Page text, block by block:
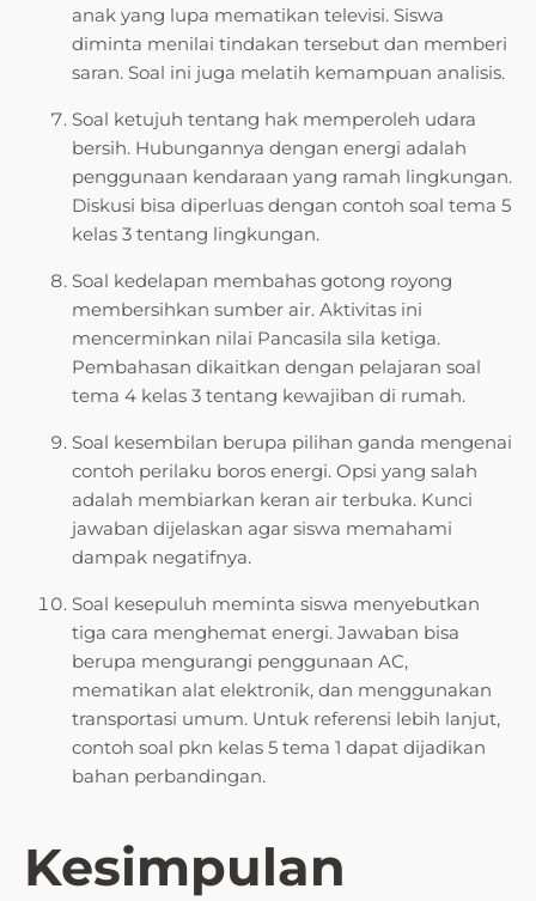
anak yang lupa mematikan televisi. Siswa
diminta menilai tindakan tersebut dan memberi
saran. Soal ini juga melatih kemampuan analisis.
Soal ketujuh tentang hak memperoleh udara
bersih. Hubungannya dengan energi adalah
penggunaan kendaraan yang ramah lingkungan.
Diskusi bisa diperluas dengan contoh soal tema 5
kelas 3 tentang lingkungan.
Soal kedelapan membahas gotong royong
membersihkan sumber air. Aktivitas ini
mencerminkan nilai Pancasila sila ketiga.
Pembahasan dikaitkan dengan pelajaran soal
tema 4 kelas 3 tentang kewajiban di rumah.
Soal kesembilan berupa pilihan ganda mengenai
contoh perilaku boros energi. Opsi yang salah
adalah membiarkan keran air terbuka. Kunci
jawaban dijelaskan agar siswa memahami
dampak negatifnya.
Soal kesepuluh meminta siswa menyebutkan
tiga cara menghemat energi. Jawaban bisa
berupa mengurangi penggunaan AC,
mematikan alat elektronik, dan menggunakan
transportasi umum. Untuk referensi lebih lanjut,
contoh soal pkn kelas 5 tema 1 dapat dijadikan
bahan perbandingan.
Kesimpulan